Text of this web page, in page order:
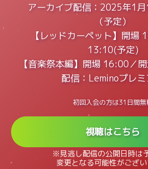
アーカイブ配信：2025年1
（予定）
【レッドカーペット】開場
13:10(予定)
【音楽祭本編】開場 16:00／
配信：Leminoプレ
初回入会の方は31日間無
視聴はこちら
※見逃し配信の公開日時は
変更となる可能性がござい